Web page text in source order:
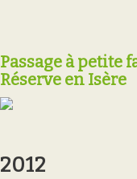
Passage à petite
Réserve en Isère
2012